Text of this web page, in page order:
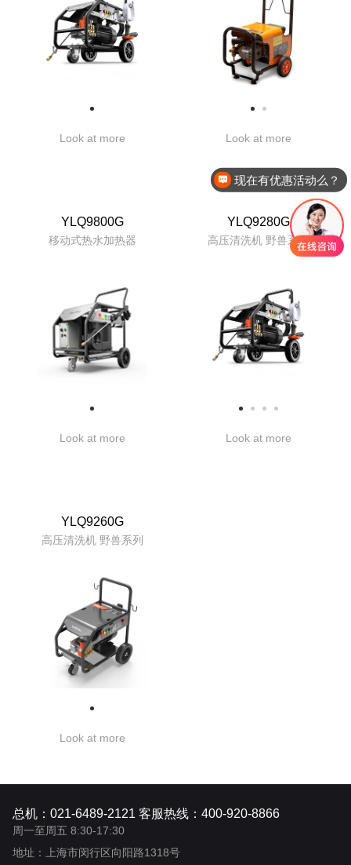
Look at more Look at more
YLQ9800G
移动式热水加热器
Look at more
YLQ9280G
高压清洗机 野兽系列
Look at more
YLQ9260G
高压清洗机 野兽系列
Look at more
总机：021-6489-2121 客服热线：400-920-8866
周一至周五 8:30-17:30
地址：上海市闵行区向阳路1318号
现在有优惠活动么？